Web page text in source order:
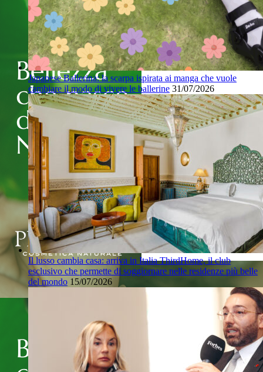
Japanese Ballerina: la scarpa ispirata ai manga che vuole
cambiare il modo di vivere le ballerine 31/07/2026
Il lusso cambia casa: arriva in Italia ThirdHome, il club
esclusivo che permette di soggiornare nelle residenze più belle
del mondo 15/07/2026